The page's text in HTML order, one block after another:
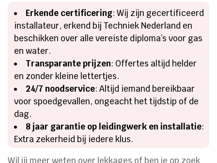
Erkende certificering: Wij zijn gecertificeerd
installateur, erkend bij Techniek Nederland en
beschikken over alle vereiste diploma’s voor gas
en water.
Transparante prijzen: Offertes altijd helder
en zonder kleine lettertjes.
24/7 noodservice: Altijd iemand bereikbaar
voor spoedgevallen, ongeacht het tijdstip of de
dag.
8 jaar garantie op leidingwerk en installatie:
Extra zekerheid bij iedere klus.
Wil jij meer weten over lekkages of ben je op zoek